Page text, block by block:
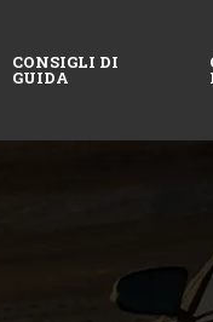
CONSIGLI DI
GUIDA